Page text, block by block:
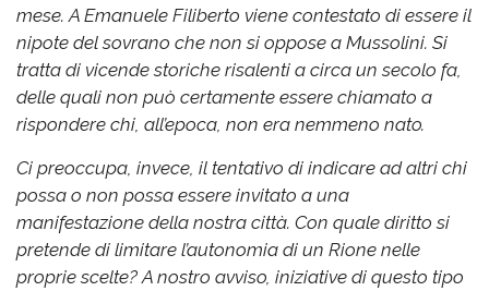
mese. A Emanuele Filiberto viene contestato di essere il
nipote del sovrano che non si oppose a Mussolini. Si
tratta di vicende storiche risalenti a circa un secolo fa,
delle quali non può certamente essere chiamato a
rispondere chi, all’epoca, non era nemmeno nato.
Ci preoccupa, invece, il tentativo di indicare ad altri chi
possa o non possa essere invitato a una
manifestazione della nostra città. Con quale diritto si
pretende di limitare l’autonomia di un Rione nelle
proprie scelte? A nostro avviso, iniziative di questo tipo